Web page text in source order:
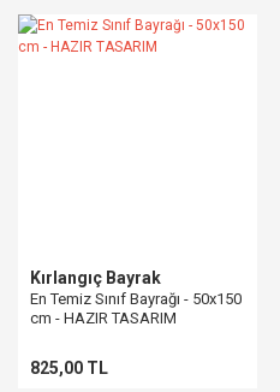
Kırlangıç Bayrak
En Temiz Sınıf Bayrağı - 50x150
cm - HAZIR TASARIM
825,00 TL